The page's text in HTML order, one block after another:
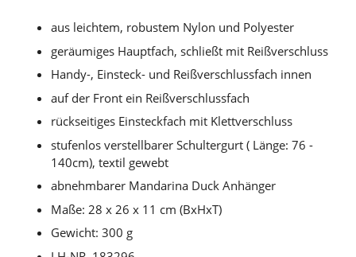
aus leichtem, robustem Nylon und Polyester
geräumiges Hauptfach, schließt mit Reißverschluss
Handy-, Einsteck- und Reißverschlussfach innen
auf der Front ein Reißverschlussfach
rückseitiges Einsteckfach mit Klettverschluss
stufenlos verstellbarer Schultergurt ( Länge: 76 -
140cm), textil gewebt
abnehmbarer Mandarina Duck Anhänger
Maße: 28 x 26 x 11 cm (BxHxT)
Gewicht: 300 g